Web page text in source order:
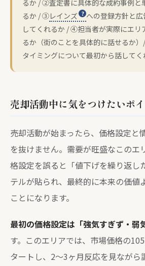
るか / ②査定書に具体的な成約事例と
るか / ③レインズ
への登録方針と
してくれるか / ④担当者が実際にエリ
るか（街のことを具体的に話せるか
タイミングについて最初から話してく
売却活動中に気をつけたいポ
売却活動が始まったら、価格設定と
を抜けません。需要が旺盛なこのエ
格設定を誤ると「値下げを繰り返し
テルが貼られ、最終的に本来の価値
ことになります。
最初の価格設定は「強気すぎず・弱
す。このエリアでは、市場価格の
タートし、2〜3ヶ月反応を見ながら